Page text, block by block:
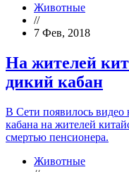
Животные
//
7 Фев, 2018
На жителей
дикий кабан
В Сети появилось видео
кабана на жителей
смертью пенсионера.
Животные